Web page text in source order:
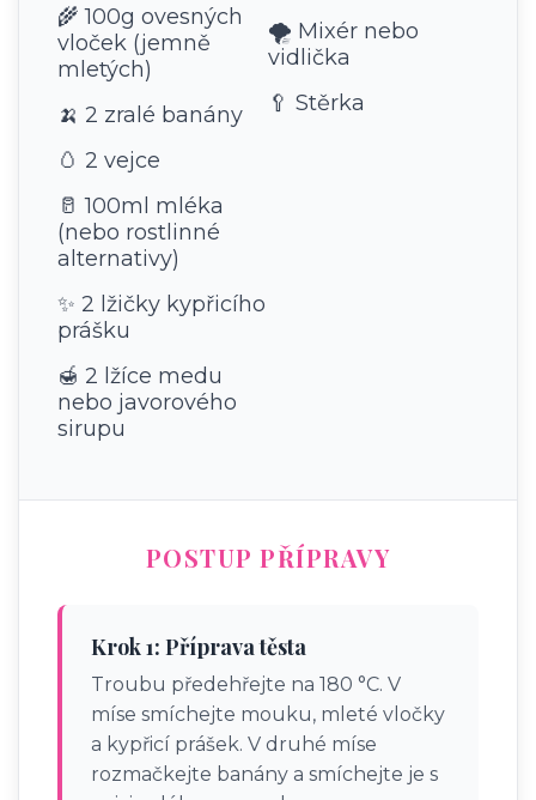
🌾 100g ovesných
vloček (jemně
mletých)
🍌 2 zralé banány
🥚 2 vejce
🥛 100ml mléka
(nebo rostlinné
alternativy)
✨ 2 lžičky kypřicího
prášku
🍯 2 lžíce medu
nebo javorového
sirupu
🌪️ Mixér nebo
vidlička
🥄 Stěrka
POSTUP PŘÍPRAVY
Krok 1: Příprava těsta
Troubu předehřejte na 180 °C. V
míse smíchejte mouku, mleté vločky
a kypřicí prášek. V druhé míse
rozmačkejte banány a smíchejte je s